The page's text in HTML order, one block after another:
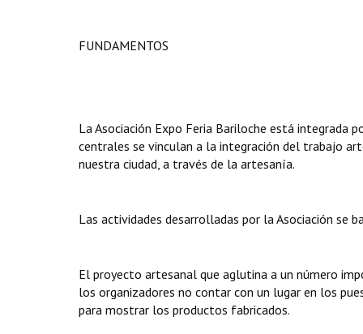
FUNDAMENTOS
La Asociación Expo Feria Bariloche está integrada
centrales se vinculan a la integración del trabajo
nuestra ciudad, a través de la artesanía.
Las actividades desarrolladas por la Asociación se
El proyecto artesanal que aglutina a un número
los organizadores no contar con un lugar en los
para mostrar los productos fabricados.